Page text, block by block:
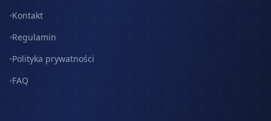
Kontakt
Regulamin
Polityka prywatności
FAQ